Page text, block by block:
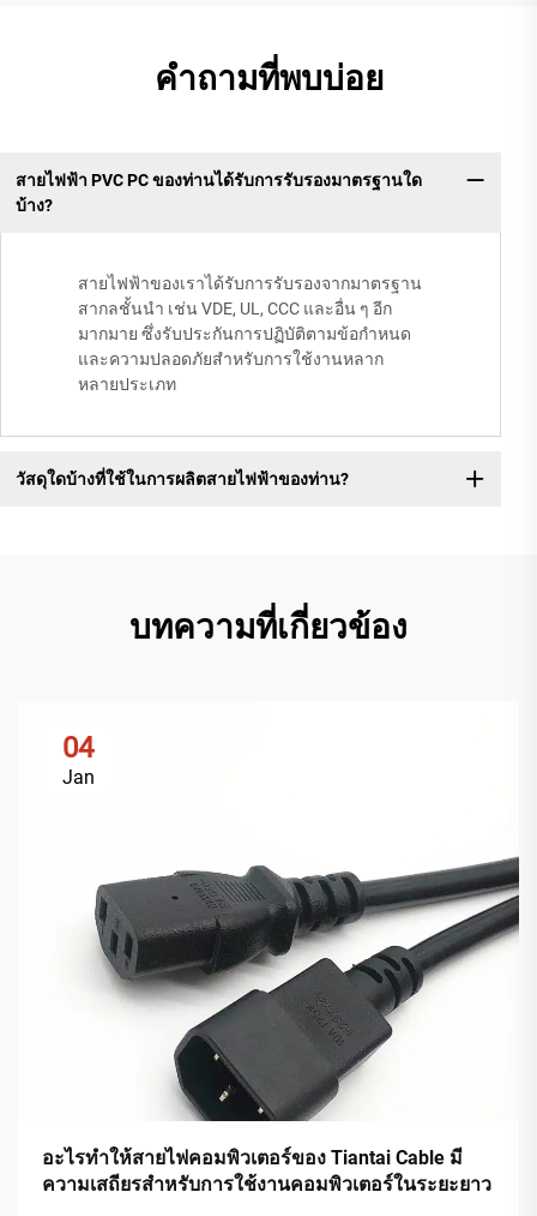
คำถามที่พบบ่อย
สายไฟฟ้า PVC PC ของท่านได้รับการรับรองมาตรฐานใด
บ้าง?
สายไฟฟ้าของเราได้รับการรับรองจากมาตรฐาน
สากลชั้นนำ เช่น VDE, UL, CCC และอื่น ๆ อีก
มากมาย ซึ่งรับประกันการปฏิบัติตามข้อกำหนด
และความปลอดภัยสำหรับการใช้งานหลาก
หลายประเภท
วัสดุใดบ้างที่ใช้ในการผลิตสายไฟฟ้าของท่าน?
บทความที่เกี่ยวข้อง
04
Jan
อะไรทำให้สายไฟคอมพิวเตอร์ของ Tiantai Cable มี
ความเสถียรสำหรับการใช้งานคอมพิวเตอร์ในระยะยาว